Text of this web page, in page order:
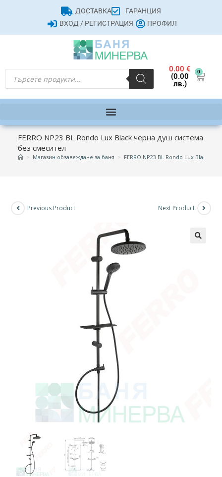
ДОСТАВКА
ГАРАНЦИЯ
ВХОД / РЕГИСТРАЦИЯ
ПРОФИЛ
0.00€
(0.00
лв.)
0
FERRO NP23 BL Rondo Lux Black черна душ система
без смесител
> Магазин обзавеждане за баня > FERRO NP23 BL Rondo Lux Black
Previous Product Next Product